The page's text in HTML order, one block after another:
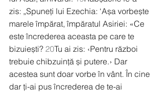
zis: „Spuneți lui Ezechia: ‘Așa vorbește
marele împărat, împăratul Asiriei: «Ce
este încrederea aceasta pe care te
bizuiești? 20Tu ai zis: ‹Pentru război
trebuie chibzuință și putere.› Dar
acestea sunt doar vorbe în vânt. În cine
dar ți-ai pus încrederea de te-ai